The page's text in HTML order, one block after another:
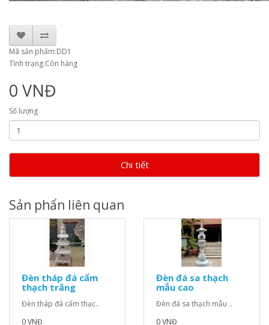
Mã sản phẩm:DD1
Tình trạng:Còn hàng
0 VNĐ
Số lượng
Chi tiết
Sản phẩn liên quan
Đèn tháp đá cẩm
thạch trắng
Đèn tháp đá cẩm thạc..
0 VNĐ
Đèn đá sa thạch
mẫu cao
Đèn đá sa thạch mẫu ..
0 VNĐ